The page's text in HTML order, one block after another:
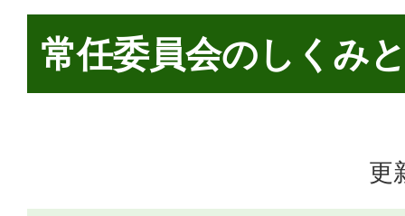
常任委員会のしくみ
更